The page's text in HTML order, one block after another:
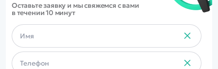
Оставьте заявку и мы свяжемся с вами
в течении 10 минут